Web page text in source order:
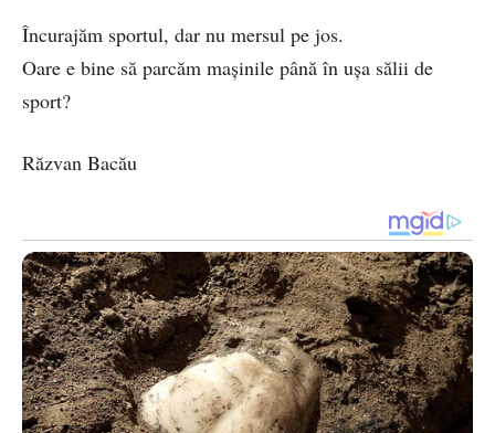
Încurajăm sportul, dar nu mersul pe jos.
Oare e bine să parcăm mașinile până în ușa sălii de
sport?
Răzvan Bacău